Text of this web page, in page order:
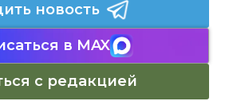
новость
в MAX
с редакцией